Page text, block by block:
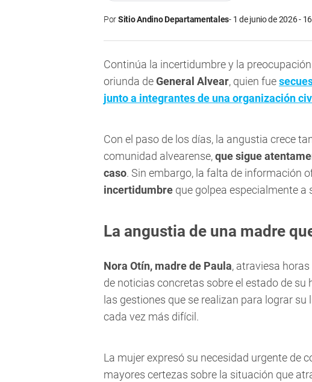
PorSitio Andino Departamentales 1 de junio de 2026 -
Continúa la incertidumbre y la preocupación
oriunda deGeneral Alvear, quien fue
junto a integrantes de una organización
Con el paso de los días, la angustia crece
comunidad alvearense,que sigue
caso. Sin embargo, la falta de información
incertidumbre que golpea especialmente a
La angustia de una madre
Nora Otín, madre de Paula, atraviesa
de noticias concretas sobre el estado de
las gestiones que se realizan para lograr
cada vez más difícil.
La mujer expresó su necesidad urgente de
mayores certezas sobre la situación que